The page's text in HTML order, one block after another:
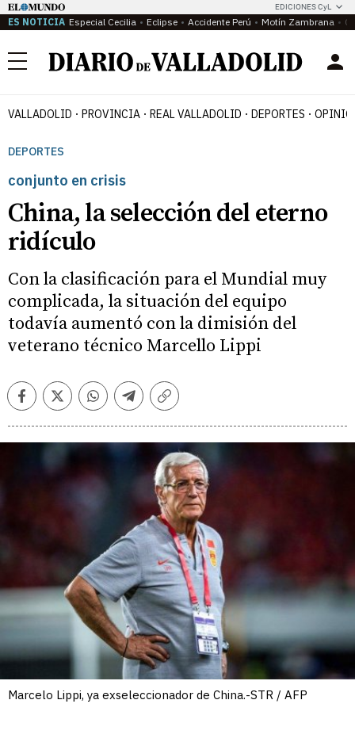
EDICIONES CyL
ES NOTICIA Especial Cecilia Eclipse Accidente Perú Motín Zambrana
Menú
VALLADOLID PROVINCIA REAL VALLADOLID DEPORTES
DEPORTES
conjunto en crisis
China, la selección del eterno
ridículo
Con la clasificación para el Mundial muy
complicada, la situación del equipo
todavía aumentó con la dimisión del
veterano técnico Marcello Lippi
FacebookTwitterWhatsappTelegramCopiar
Marcelo Lippi, ya exseleccionador de China.-STR / AFP